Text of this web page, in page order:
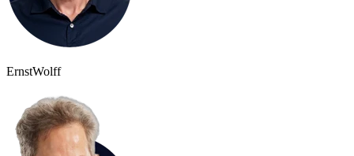
ErnstWolff